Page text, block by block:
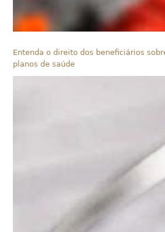
Entenda o direito dos beneficiários
planos de saúde